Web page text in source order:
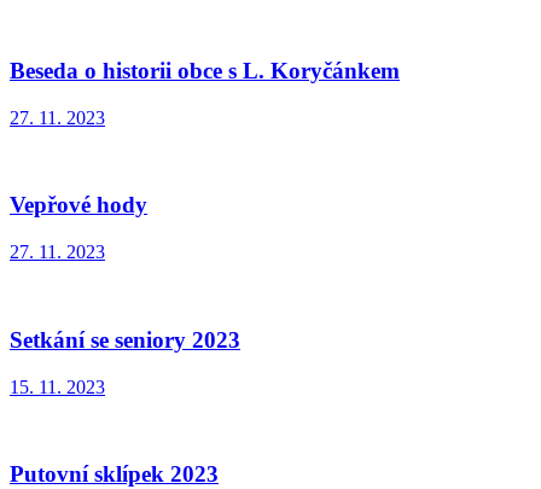
Beseda o historii obce s L. Koryčánkem
27. 11. 2023
Vepřové hody
27. 11. 2023
Setkání se seniory 2023
15. 11. 2023
Putovní sklípek 2023